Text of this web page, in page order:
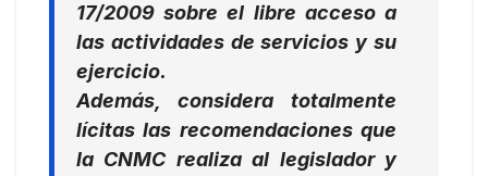
17/2009 sobre el libre acceso a
las actividades de servicios y su
ejercicio.
Además, considera totalmente
lícitas las recomendaciones que
la CNMC realiza al legislador y